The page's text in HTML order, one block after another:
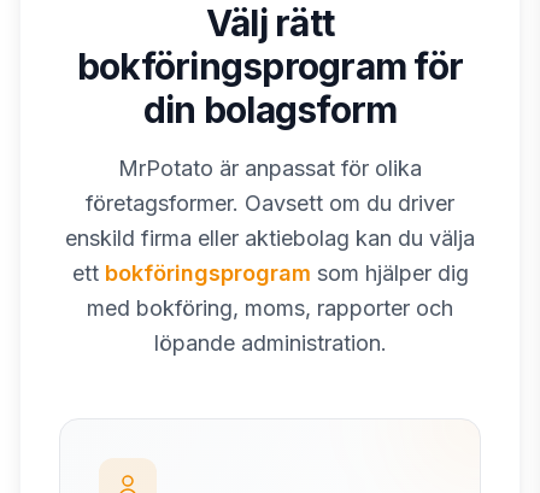
Välj rätt
bokföringsprogram för
din bolagsform
MrPotato är anpassat för olika
företagsformer. Oavsett om du driver
enskild firma eller aktiebolag kan du välja
ett bokföringsprogram som hjälper dig
med bokföring, moms, rapporter och
löpande administration.